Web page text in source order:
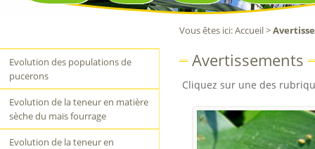
Evolution des populations de
pucerons
Evolution de la teneur en matière
sèche du maïs fourrage
Evolution de la teneur en
Vous êtes ici:Accueil>
Avertissements
Cliquez sur une des